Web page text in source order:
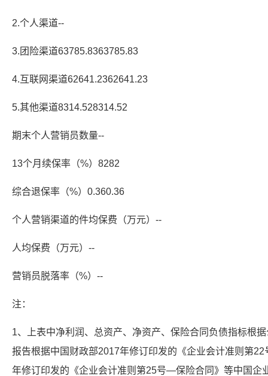
2.个人渠道--
3.团险渠道63785.8363785.83
4.互联网渠道62641.2362641.23
5.其他渠道8314.528314.52
期末个人营销员数量--
13个月续保率（%）8282
综合退保率（%）0.360.36
个人营销渠道的件均保费（万元）--
人均保费（万元）--
营销员脱落率（%）--
注：
1、上表中净利润、总资产、净资产、保险合同负债指标根
报告根据中国财政部2017年修订印发的《企业会计准则第
年修订印发的《企业会计准则第25号—保险合同》等中国企